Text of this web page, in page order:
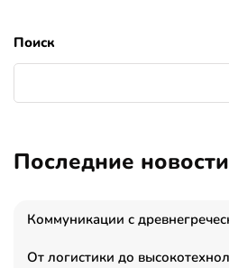
Поиск
Последние новости